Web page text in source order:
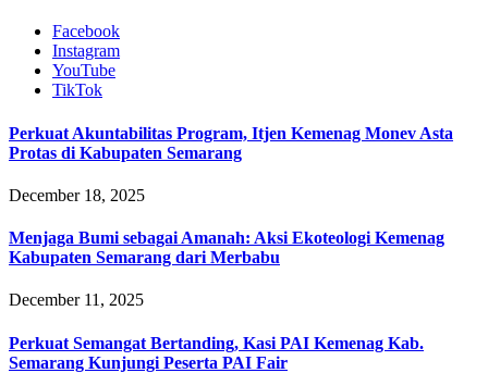
Facebook
Instagram
YouTube
TikTok
Perkuat Akuntabilitas Program, Itjen Kemenag Monev Asta
Protas di Kabupaten Semarang
December 18, 2025
Menjaga Bumi sebagai Amanah: Aksi Ekoteologi Kemenag
Kabupaten Semarang dari Merbabu
December 11, 2025
Perkuat Semangat Bertanding, Kasi PAI Kemenag Kab.
Semarang Kunjungi Peserta PAI Fair